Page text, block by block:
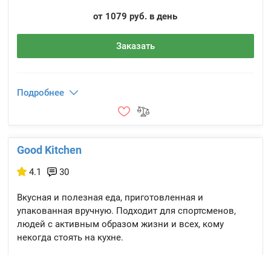
от 1079 руб. в день
Заказать
Подробнее
Good Kitchen
4.1 30
Вкусная и полезная еда, приготовленная и
упакованная вручную. Подходит для спортсменов,
людей с активным образом жизни и всех, кому
некогда стоять на кухне.